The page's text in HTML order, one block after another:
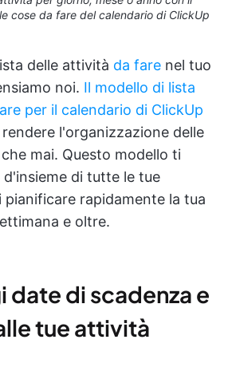
cose da fare del calendario di ClickUp
delle attività da fare nel tuo
noi. Il modello di lista
per il calendario di ClickUp
l'organizzazione delle
mai. Questo modello ti
di tutte le tue
rapidamente la tua
e oltre.
date di scadenza e
tue attività